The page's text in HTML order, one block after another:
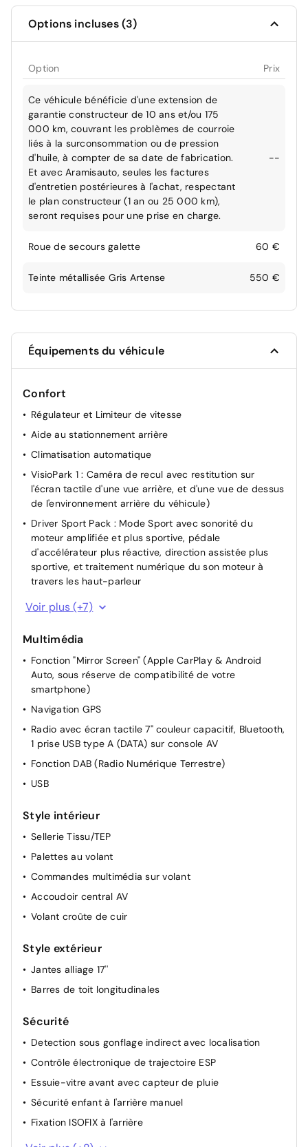
Options incluses (3)
Option Prix
Ce véhicule bénéficie d'une extension de
garantie constructeur de 10 ans et/ou 175
000 km, couvrant les problèmes de courroie
liés à la surconsommation ou de pression
d'huile, à compter de sa date de fabrication.
Et avec Aramisauto, seules les factures
d'entretien postérieures à l'achat, respectant
le plan constructeur (1 an ou 25 000 km),
seront requises pour une prise en charge.
--
Roue de secours galette 60 €
Teinte métallisée Gris Artense 550 €
Équipements du véhicule
Confort
Régulateur et Limiteur de vitesse
Aide au stationnement arrière
Climatisation automatique
VisioPark 1 : Caméra de recul avec restitution sur
l'écran tactile d'une vue arrière, et d'une vue de dessus
de l'environnement arrière du véhicule)
Driver Sport Pack : Mode Sport avec sonorité du
moteur amplifiée et plus sportive, pédale
d'accélérateur plus réactive, direction assistée plus
sportive, et traitement numérique du son moteur à
travers les haut-parleur
Start & Stop
Démarrage mains libres
Siège passager réglable en hauteur
Siège conducteur avec réglage manuel en hauteur
Voir plus (+7)
Multimédia
Fonction "Mirror Screen" (Apple CarPlay & Android
Auto, sous réserve de compatibilité de votre
smartphone)
Navigation GPS
Radio avec écran tactile 7" couleur capacitif, Bluetooth,
1 prise USB type A (DATA) sur console AV
Fonction DAB (Radio Numérique Terrestre)
USB
Style intérieur
Sellerie Tissu/TEP
Palettes au volant
Commandes multimédia sur volant
Accoudoir central AV
Volant croûte de cuir
Style extérieur
Jantes alliage 17''
Barres de toit longitudinales
Sécurité
Detection sous gonflage indirect avec localisation
Contrôle électronique de trajectoire ESP
Essuie-vitre avant avec capteur de pluie
Sécurité enfant à l'arrière manuel
Fixation ISOFIX à l'arrière
Projecteurs LED